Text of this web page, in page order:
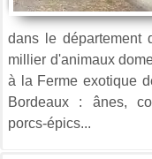
dans le département
millier d'animaux
à la Ferme exotique
Bordeaux : ânes,
porcs-épics...